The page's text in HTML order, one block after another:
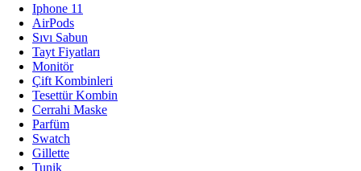
Iphone 11
AirPods
Sıvı Sabun
Tayt Fiyatları
Monitör
Çift Kombinleri
Tesettür Kombin
Cerrahi Maske
Parfüm
Swatch
Gillette
Tunik